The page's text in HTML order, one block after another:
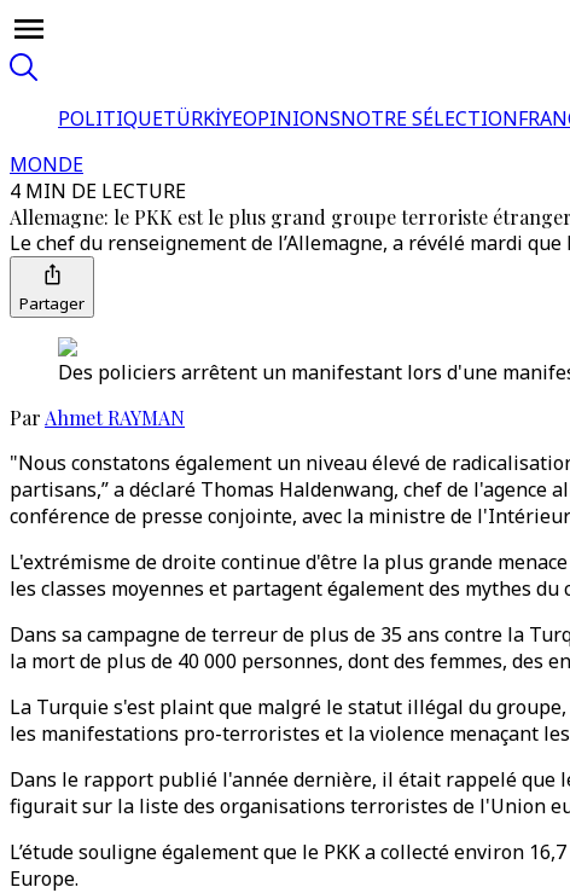
POLITIQUETÜRKİYEOPINIONSNOTRE SÉLECTION
MONDE
4 MIN DE LECTURE
Allemagne: le PKK est le plus grand groupe terroriste
Le chef du renseignement de l’Allemagne, a révélé mardi
Partager
Des policiers arrêtent un manifestant lors d'une
Par Ahmet RAYMAN
"Nous constatons également un niveau élevé de
partisans,” a déclaré Thomas Haldenwang, chef de
conférence de presse conjointe, avec la ministre de
L'extrémisme de droite continue d'être la plus grande
les classes moyennes et partagent également des mythes
Dans sa campagne de terreur de plus de 35 ans contre la
la mort de plus de 40 000 personnes, dont des femmes, des
La Turquie s'est plaint que malgré le statut illégal du
les manifestations pro-terroristes et la violence menaçant
Dans le rapport publié l'année dernière, il était rappelé que
figurait sur la liste des organisations terroristes de l'Union
L’étude souligne également que le PKK a collecté environ
Europe.